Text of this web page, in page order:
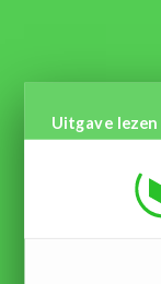
Uitgave lezen